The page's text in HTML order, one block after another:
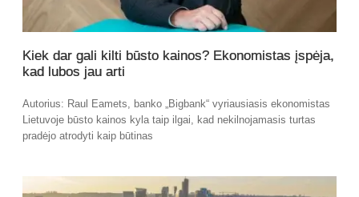
Kiek dar gali kilti būsto kainos? Ekonomistas įspėja,
kad lubos jau arti
Autorius: Raul Eamets, banko „Bigbank“ vyriausiasis ekonomistas
Lietuvoje būsto kainos kyla taip ilgai, kad nekilnojamasis turtas
pradėjo atrodyti kaip būtinas